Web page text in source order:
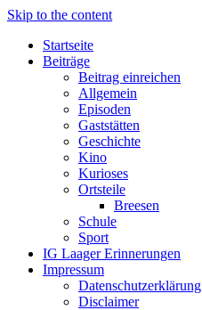
Skip to the content
Startseite
Beiträge
Beitrag einreichen
Allgemein
Episoden
Gaststätten
Geschichte
Kino
Kurioses
Ortsteile
Breesen
Schule
Sport
IG Laager Erinnerungen
Impressum
Datenschutzerklärung
Disclaimer